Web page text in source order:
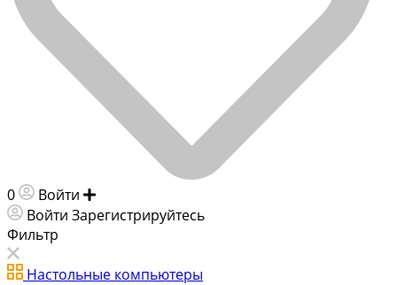
0 Войти
Войти Зарегистрируйтесь
Фильтр
Настольные компьютеры